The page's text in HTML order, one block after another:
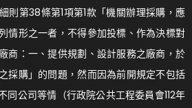
則第38條第1項第1款「機關辦理採購，應
情形之一者，不得參加投標、作為決標對
商：一、提供規劃、設計服務之廠商，於
採購」的問題，然而因為前開規定不包括
同公司等情（行政院公共工程委員會112年